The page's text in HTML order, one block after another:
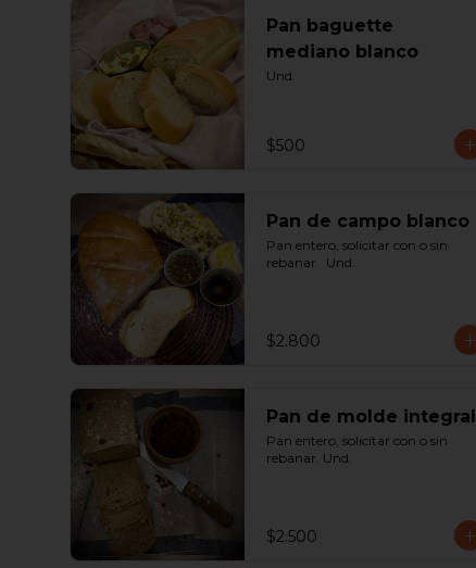
Pan baguette
mediano blanco
Und.
$500
Pan de campo blanco
Pan entero, solicitar con o sin
rebanar.  Und.
$2.800
Pan de molde integral
Pan entero, solicitar con o sin
rebanar. Und.
$2.500